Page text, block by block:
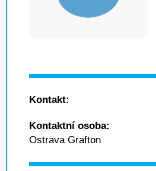
Kontakt:
Kontaktní osoba:
Ostrava Grafton